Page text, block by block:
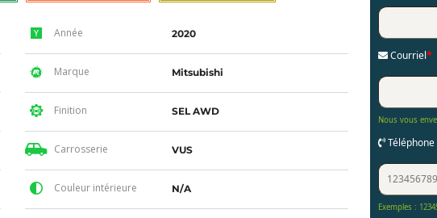
Année 2020
Marque Mitsubishi
Finition SEL AWD
Carrosserie VUS
Couleur intérieure N/A
Courriel*
Nous vous
Téléphone
Exemples :